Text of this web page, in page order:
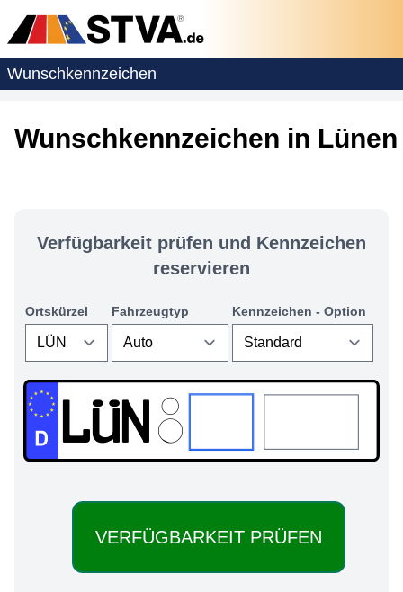
Wunschkennzeichen
Wunschkennzeichen in
Verfügbarkeit prüfen und Kennzeichen
reservieren
Ortskürzel Fahrzeugtyp Kennzeichen - Option
LÜN: